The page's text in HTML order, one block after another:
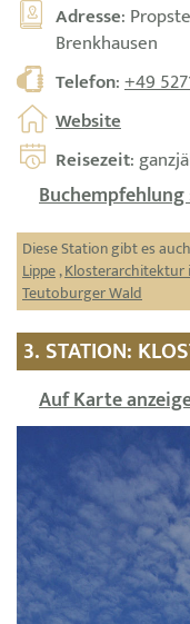
Adresse:
Brenkhausen
Telefon:+49
Website
Reisezeit:
Buchempfehlung
Diese Station gibt es
Lippe,Klosterarchitektur
Teutoburger Wald
3. STATION:
Auf Karte